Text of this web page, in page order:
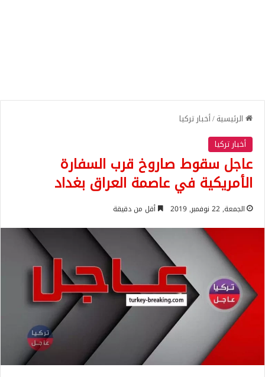
الرئيسية/أخبار تركيا
أخبار تركيا
عاجل سقوط صاروخ قرب السفارة
الأمريكية في عاصمة العراق بغداد
الجمعة, 22 نوفمبر, 2019 أقل من دقيقة